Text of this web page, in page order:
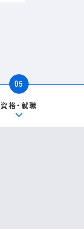
05
資格・就職